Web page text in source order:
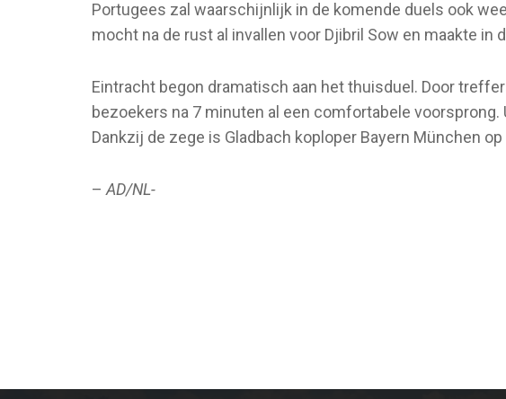
Portugees zal waarschijnlijk in de komende duels ook
mocht na de rust al invallen voor Djibril Sow en maakte
Eintracht begon dramatisch aan het thuisduel. Door
bezoekers na 7 minuten al een comfortabele
Dankzij de zege is Gladbach koploper Bayern München
– AD/NL-